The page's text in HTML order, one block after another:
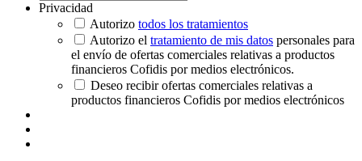
Privacidad
Autorizo todos los tratamientos
Autorizo el tratamiento de mis datos personales para
el envío de ofertas comerciales relativas a productos
financieros Cofidis por medios electrónicos.
Deseo recibir ofertas comerciales relativas a
productos financieros Cofidis por medios electrónicos